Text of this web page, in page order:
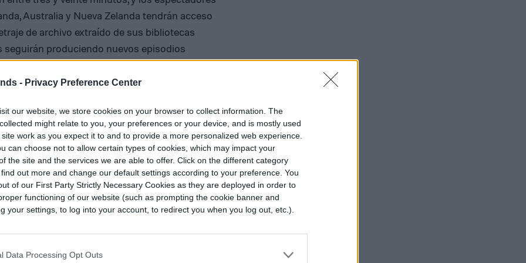
- Privacy Preference Center
our website, we store cookies on your browser to collect information. The
might relate to you, your preferences or your device, and is mostly used
work as you expect it to and to provide a more personalized web experience.
can choose not to allow certain types of cookies, which may impact your
the site and the services we are able to offer. Click on the different category
out more and change our default settings according to your preference. You
of our First Party Strictly Necessary Cookies as they are deployed in order to
functioning of our website (such as prompting the cookie banner and
your settings, to log into your account, to redirect you when you log out, etc.).
Data Processing Opt Outs
Australia y Nueva Zelanda tendrán acceso
de archivo extraído de sus bibliotecas
seguirán produciendo nuevos episodios
títulos se encuentran Lie Detector de Vanity
y My Life in Pictures de People.
para mantenerte
dijo que el objetivo es ayudar a los miembros a
que aman» una vez que termina
coincide con otros cambios ya en marcha en
que está desplegando para que la página
social desplazable que como un menú